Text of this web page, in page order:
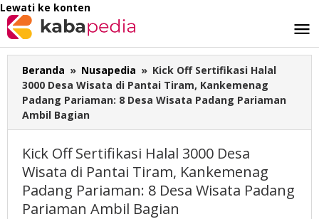
Lewati ke konten
Beranda » Nusapedia » Kick Off Sertifikasi Halal
3000 Desa Wisata di Pantai Tiram, Kankemenag
Padang Pariaman: 8 Desa Wisata Padang Pariaman
Ambil Bagian
Kick Off Sertifikasi Halal 3000 Desa
Wisata di Pantai Tiram, Kankemenag
Padang Pariaman: 8 Desa Wisata Padang
Pariaman Ambil Bagian